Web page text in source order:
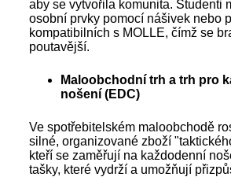
aby se vytvořila komunita. Studenti
osobní prvky pomocí nášivek nebo
kompatibilních s MOLLE, čímž se
poutavější.
Maloobchodní trh a trh pro
nošení (EDC)
Ve spotřebitelském maloobchodě
silné, organizované zboží
kteří se zaměřují na každodenní
tašky, které vydrží a umožňují